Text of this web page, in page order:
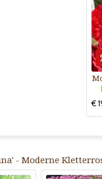
€
- Moderne